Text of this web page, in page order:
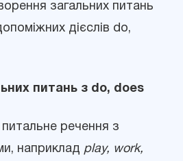
загальних питань
дієслів do,
питань з do, does
речення з
наприклад play, work,